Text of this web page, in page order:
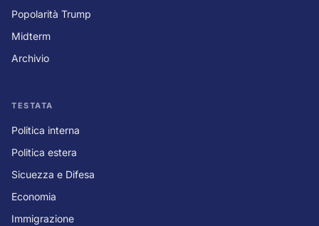
Popolarità Trump
Midterm
Archivio
TESTATA
Politica interna
Politica estera
Sicuezza e Difesa
Economia
Immigrazione